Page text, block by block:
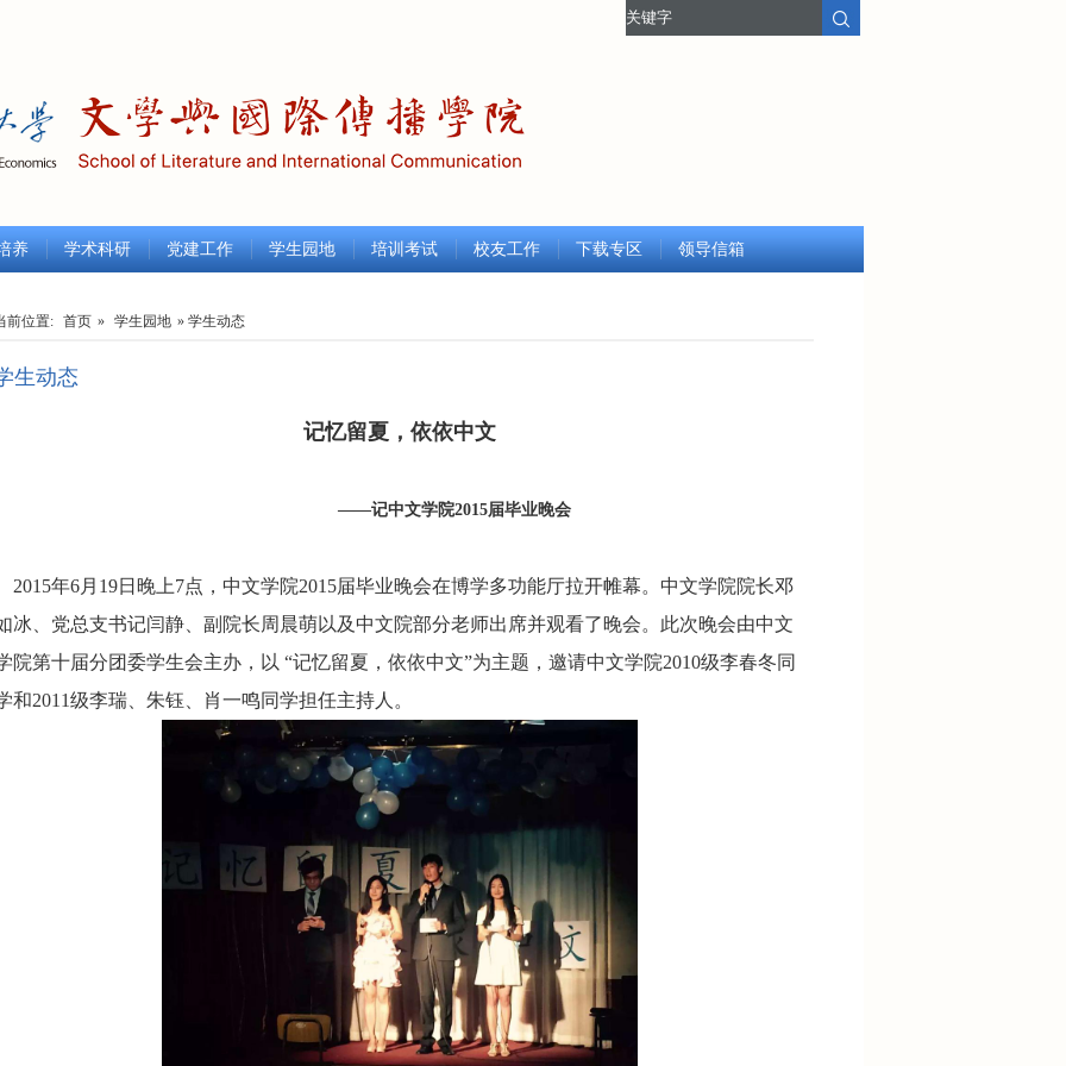
养 学术科研 党建工作 学生园地 培训考试 校友工作 下载专区 领导信箱
前位置: 首页 » 学生园地 » 学生动态
生动态
记忆留夏，依依中文
——记中文学院2015届毕业晚会
年6月19日晚上7点，中文学院2015届毕业晚会在博学多功能厅拉开帷幕。中文学院院长邓
冰、党总支书记闫静、副院长周晨萌以及中文院部分老师出席并观看了晚会。此次晚会由中文
院第十届分团委学生会主办，以 “记忆留夏，依依中文”为主题，邀请中文学院2010级李春冬同
和2011级李瑞、朱钰、肖一鸣同学担任主持人。